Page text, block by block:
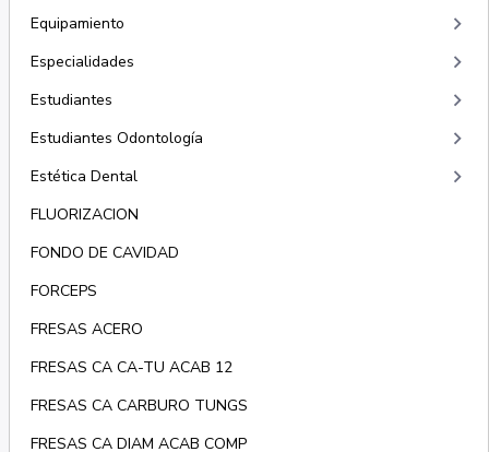
Equipamiento keyboard_arrow_right
Especialidades keyboard_arrow_right
Estudiantes keyboard_arrow_right
Estudiantes Odontología keyboard_arrow_right
Estética Dental keyboard_arrow_right
FLUORIZACION
FONDO DE CAVIDAD
FORCEPS
FRESAS ACERO
FRESAS CA CA-TU ACAB 12
FRESAS CA CARBURO TUNGS
FRESAS CA DIAM ACAB COMP